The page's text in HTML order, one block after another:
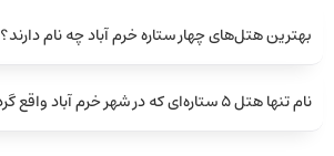
بهترین هتل‌های چهار ستاره خرم آباد چه نام دارند؟
نام تنها هتل ۵ ستاره‌ای که در شهر خرم آباد واقع گردیده، چیست؟